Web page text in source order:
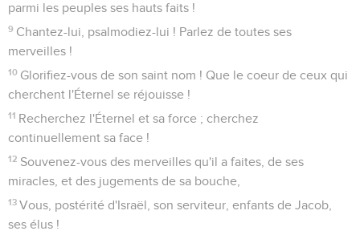
parmi les peuples ses hauts faits !
9 Chantez-lui, psalmodiez-lui ! Parlez de toutes ses
merveilles !
10 Glorifiez-vous de son saint nom ! Que le coeur de ceux qui
cherchent l'Éternel se réjouisse !
11 Recherchez l'Éternel et sa force ; cherchez
continuellement sa face !
12 Souvenez-vous des merveilles qu'il a faites, de ses
miracles, et des jugements de sa bouche,
13 Vous, postérité d'Israël, son serviteur, enfants de Jacob,
ses élus !